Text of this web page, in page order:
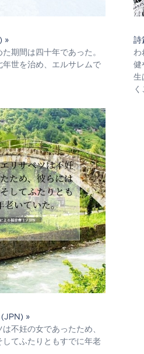
»
期間は四十年であった。
世を治め、エルサレムで
詩
わ
健
生
(JPN) »
不妊の女であったため、
てふたりともすでに年老